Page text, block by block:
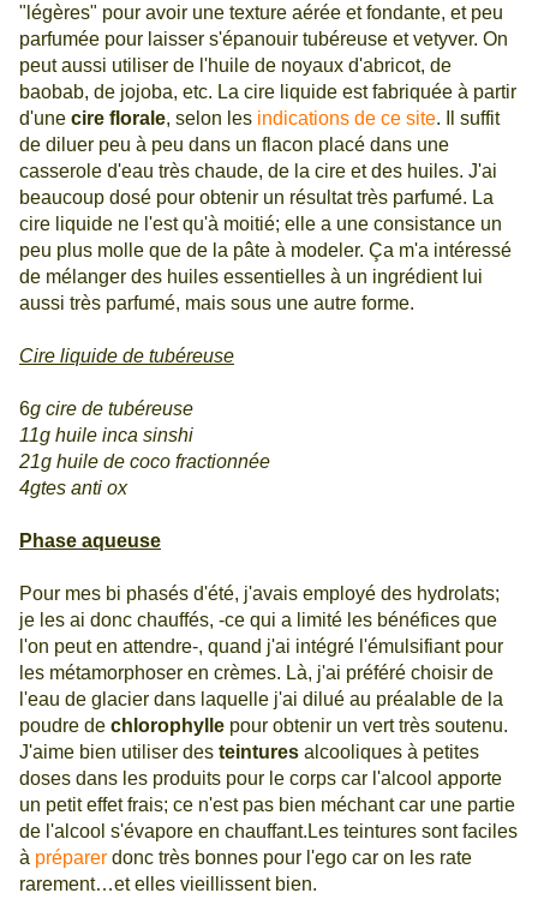
"légères" pour avoir une texture aérée et fondante, et peu
parfumée pour laisser s'épanouir tubéreuse et vetyver. On
peut aussi utiliser de l'huile de noyaux d'abricot, de
baobab, de jojoba, etc. La cire liquide est fabriquée à partir
d'une cire florale, selon les indications de ce site. Il suffit
de diluer peu à peu dans un flacon placé dans une
casserole d'eau très chaude, de la cire et des huiles. J'ai
beaucoup dosé pour obtenir un résultat très parfumé. La
cire liquide ne l'est qu'à moitié; elle a une consistance un
peu plus molle que de la pâte à modeler. Ça m'a intéressé
de mélanger des huiles essentielles à un ingrédient lui
aussi très parfumé, mais sous une autre forme.
Cire liquide de tubéreuse
6g cire de tubéreuse
11g huile inca sinshi
21g huile de coco fractionnée
4gtes anti ox
Phase aqueuse
Pour mes bi phasés d'été, j'avais employé des hydrolats;
je les ai donc chauffés, -ce qui a limité les bénéfices que
l'on peut en attendre-, quand j'ai intégré l'émulsifiant pour
les métamorphoser en crèmes. Là, j'ai préféré choisir de
l'eau de glacier dans laquelle j'ai dilué au préalable de la
poudre de chlorophylle pour obtenir un vert très soutenu.
J'aime bien utiliser des teintures alcooliques à petites
doses dans les produits pour le corps car l'alcool apporte
un petit effet frais; ce n'est pas bien méchant car une partie
de l'alcool s'évapore en chauffant.Les teintures sont faciles
à préparer donc très bonnes pour l'ego car on les rate
rarement…et elles vieillissent bien.